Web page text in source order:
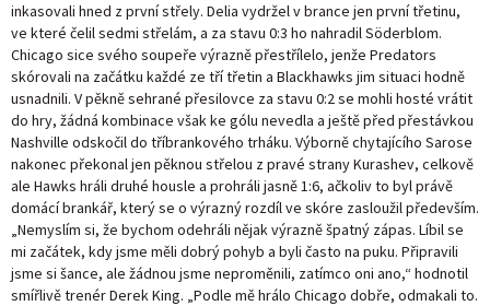
inkasovali hned z první střely. Delia vydržel v brance jen první třetinu,
ve které čelil sedmi střelám, a za stavu 0:3 ho nahradil Söderblom.
Chicago sice svého soupeře výrazně přestřílelo, jenže Predators
skórovali na začátku každé ze tří třetin a Blackhawks jim situaci hodně
usnadnili. V pěkně sehrané přesilovce za stavu 0:2 se mohli hosté vrátit
do hry, žádná kombinace však ke gólu nevedla a ještě před přestávkou
Nashville odskočil do tříbrankového trháku. Výborně chytajícího Sarose
nakonec překonal jen pěknou střelou z pravé strany Kurashev, celkově
ale Hawks hráli druhé housle a prohráli jasně 1:6, ačkoliv to byl právě
domácí brankář, který se o výrazný rozdíl ve skóre zasloužil především.
„Nemyslím si, že bychom odehráli nějak výrazně špatný zápas. Líbil se
mi začátek, kdy jsme měli dobrý pohyb a byli často na puku. Připravili
jsme si šance, ale žádnou jsme neproměnili, zatímco oni ano,“ hodnotil
smířlivě trenér Derek King. „Podle mě hrálo Chicago dobře, odmakali to.